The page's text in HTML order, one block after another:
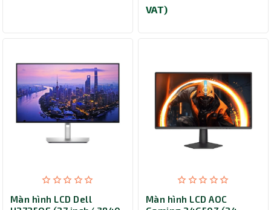
VAT)
Màn hình LCD Dell
Màn hình LCD AOC